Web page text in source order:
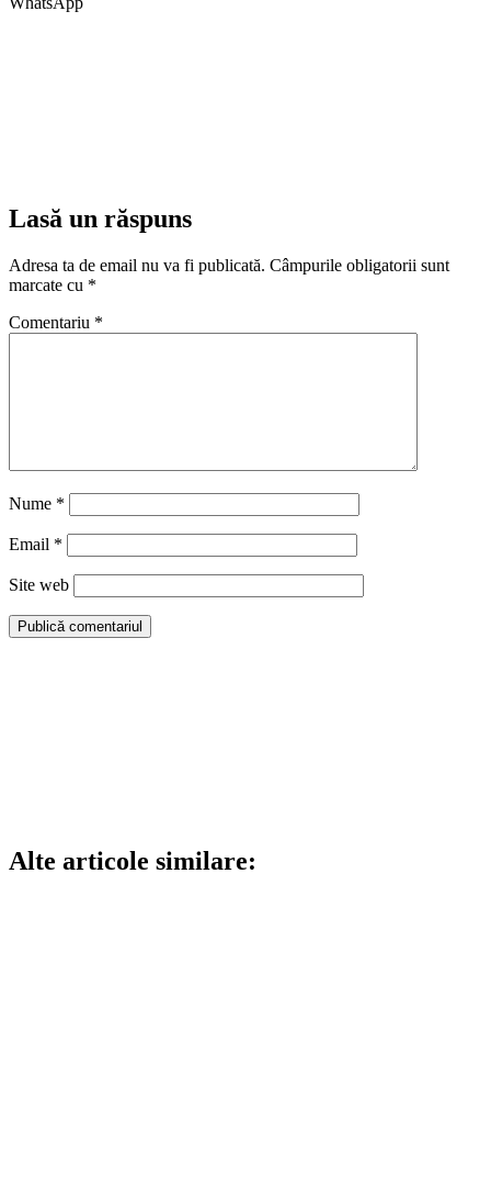
Lasă un răspuns
Adresa ta de email nu va fi publicată. Câmpurile obligatorii sunt
marcate cu *
Comentariu *
Nume *
Email *
Site web
Alte articole similare: